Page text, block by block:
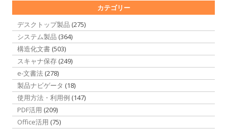
カテゴリー
デスクトップ製品 (275)
システム製品 (364)
構造化文書 (503)
スキャナ保存 (249)
e-文書法 (278)
製品ナビゲータ (18)
使用方法・利用例 (147)
PDF活用 (209)
Office活用 (75)